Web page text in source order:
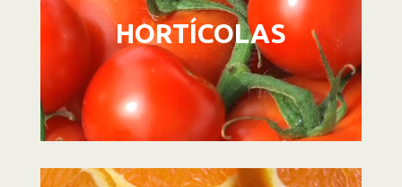
HORTÍCOLAS
Reproductor